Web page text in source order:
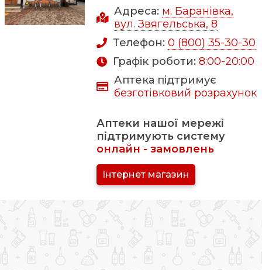
Адреса: м. Баранівка,
вул. Звягельська, 8
Телефон:0 (800) 35-30-30
Графік роботи:8:00-20:00
Аптека підтримує
безготівковий розрахунок
Аптеки нашої мережі
підтримують систему
онлайн - замовлень
Інтернет магазин